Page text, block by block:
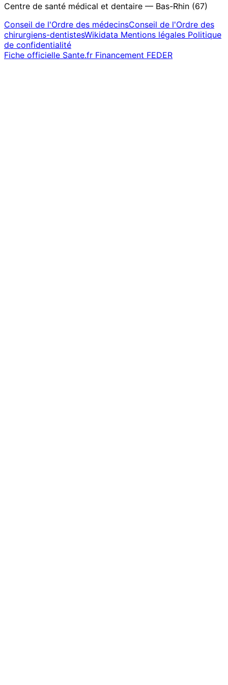
Centre de santé médical et dentaire — Bas-Rhin (67)
Conseil de l'Ordre des médecinsConseil de l'Ordre des
chirurgiens-dentistesWikidata Mentions légales Politique
de confidentialité
Fiche officielle Sante.fr Financement FEDER